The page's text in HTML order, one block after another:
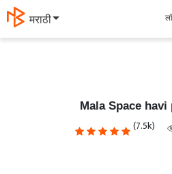
தமிழ்
Mala Space havi
(7.5k)